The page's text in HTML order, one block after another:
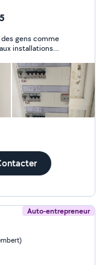
,partie
des
.Pour les
périmètre de 6km
l appli .A très
gens comme
installations
Auto-entrepreneur